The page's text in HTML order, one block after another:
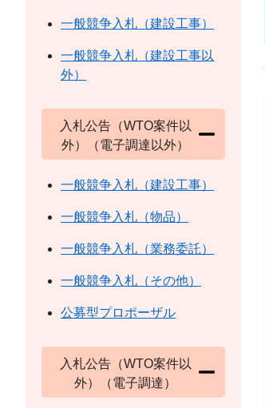
一般競争入札（建設工事）
一般競争入札（建設工事以
外）
入札公告（WTO案件以
外）（電子調達以外）
一般競争入札（建設工事）
一般競争入札（物品）
一般競争入札（業務委託）
一般競争入札（その他）
公募型プロポーザル
入札公告（WTO案件以
外）（電子調達）